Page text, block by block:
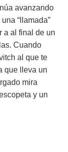
avanzando
“llamada”
a al final de un
Cuando
al que te
que lleva un
mira
y un